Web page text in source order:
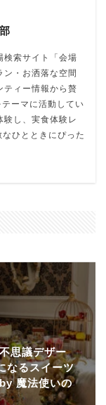
検索サイト「会場
ン・お洒落な空間
ティー情報から贅
ーマに活動してい
験し、実食体験レ
ひとときにぴった
思議デザー
なるスイーツ
魔法使いの